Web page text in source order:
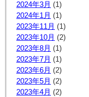
2024年3月 (1)
2024年1月 (1)
2023年11月 (1)
2023年10月 (2)
2023年8月 (1)
2023年7月 (1)
2023年6月 (2)
2023年5月 (2)
2023年4月 (2)